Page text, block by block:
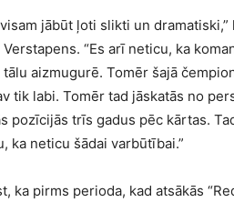
jābūt ļoti slikti un
“Es arī neticu, ka
aizmugurē. Tomēr šajā
tik labi. Tomēr tad jāskatās no
pozīcijās trīs gadus pēc kārtas.
ka neticu šādai varbūtībai.”
ka pirms perioda, kad atsākās